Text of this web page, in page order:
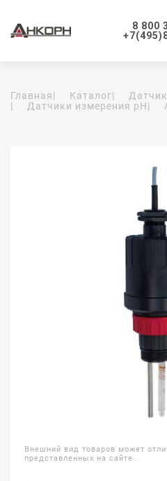
8 800
Главная| Каталог|
|
Датчики измерения pH|
Внешний вид товаров может
представленных на сайте.